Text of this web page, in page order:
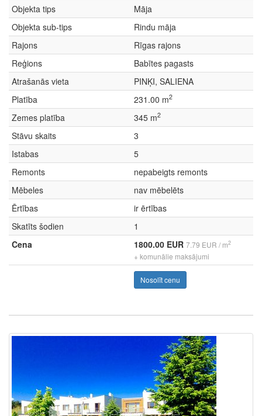
Objekta tips
Māja
Objekta sub-tips
Rindu māja
Rajons
Rīgas rajons
Reģions
Babītes pagasts
Atrašanās vieta
PINĶI, SALIENA
Platība
231.00 m2
Zemes platība 345 m2
Stāvu skaits
3
Istabas
5
Remonts
nepabeigts remonts
Mēbeles
nav mēbelēts
Ērtības
ir ērtības
Skatīts šodien
1
Cena
1800.00 EUR 7.79 EUR / m2
+ komunālie maksājumi
Nosolīt cenu